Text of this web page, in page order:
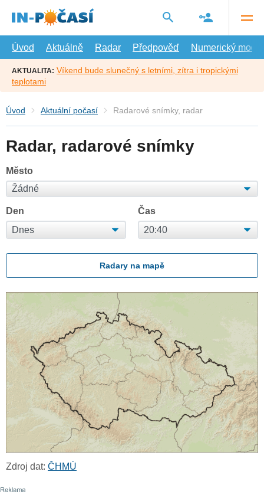
hlavní
Úvod
Aktuálně Radar Předpověď Numerický model
AKTUALITA: Víkend bude slunečný s letními, zítra i tropickými
teplotami
Úvod Aktuální počasí Radarové snímky, radar
Radar, radarové snímky
Město
Den Čas
Radary na mapě
Zdroj dat: ČHMÚ